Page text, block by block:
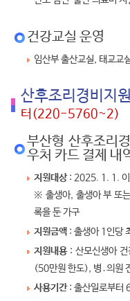
건강교실 운영
임산부 출산교실, 태교교
산후조리경비지원
터(220-5760~2)
부산형 산후조리
우처 카드 결제 내
지원대상: 2025. 1. 1. 이
※ 출생아, 출생아 부 또
록을 둔 가구
지원금액 : 출생아 1인당
지원내용: 산모신생아 건
(50만원 한도), 병․의원
사용기간: 출산일로부터